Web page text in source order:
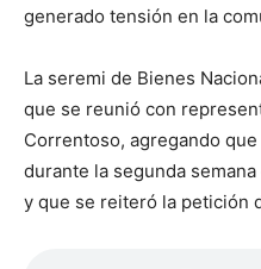
generado tensión en la
La seremi de Bienes
que se reunió con
Correntoso, agregando
durante la segunda
y que se reiteró la petición